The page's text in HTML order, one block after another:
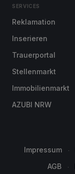
SERVICES
Reklamation
Inserieren
Trauerportal
Stellenmarkt
Immobilienmarkt
AZUBI NRW
Impressum
AGB